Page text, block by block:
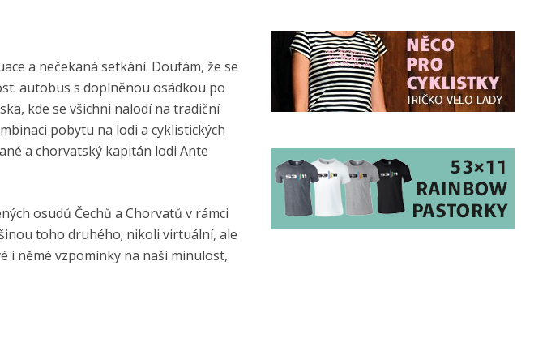
a nečekaná setkání. Doufám, že se
autobus s doplněnou osádkou po
kde se všichni nalodí na tradiční
pobytu na lodi a cyklistických
a chorvatský kapitán lodi Ante
osudů Čechů a Chorvatů v rámci
toho druhého; nikoli virtuální, ale
i němé vzpomínky na naši minulost,